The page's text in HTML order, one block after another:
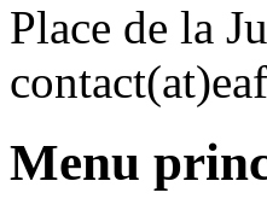
Place de la
Menu